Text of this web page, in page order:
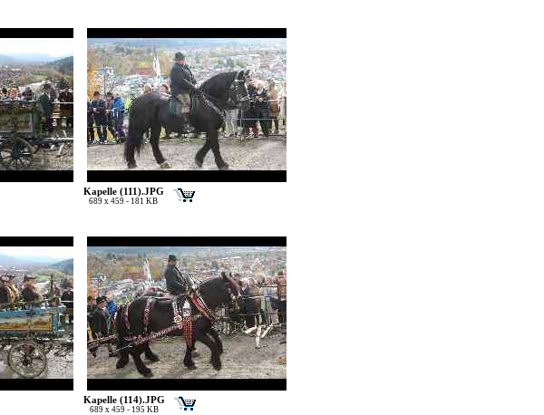
Kapelle (111).JPG
689 x 459 - 181 KB
Kapelle (114).JPG
689 x 459 - 195 KB